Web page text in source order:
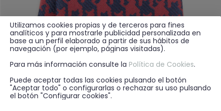
Utilizamos cookies propias y de terceros para fines
analíticos y para mostrarle publicidad personalizada en
base a un perfil elaborado a partir de sus hábitos de
navegación (por ejemplo, páginas visitadas).
Para más información consulte la Política de Cookies.
Puede aceptar todas las cookies pulsando el botón
"Aceptar todo" o configurarlas o rechazar su uso pulsando
el botón "Configurar cookies".